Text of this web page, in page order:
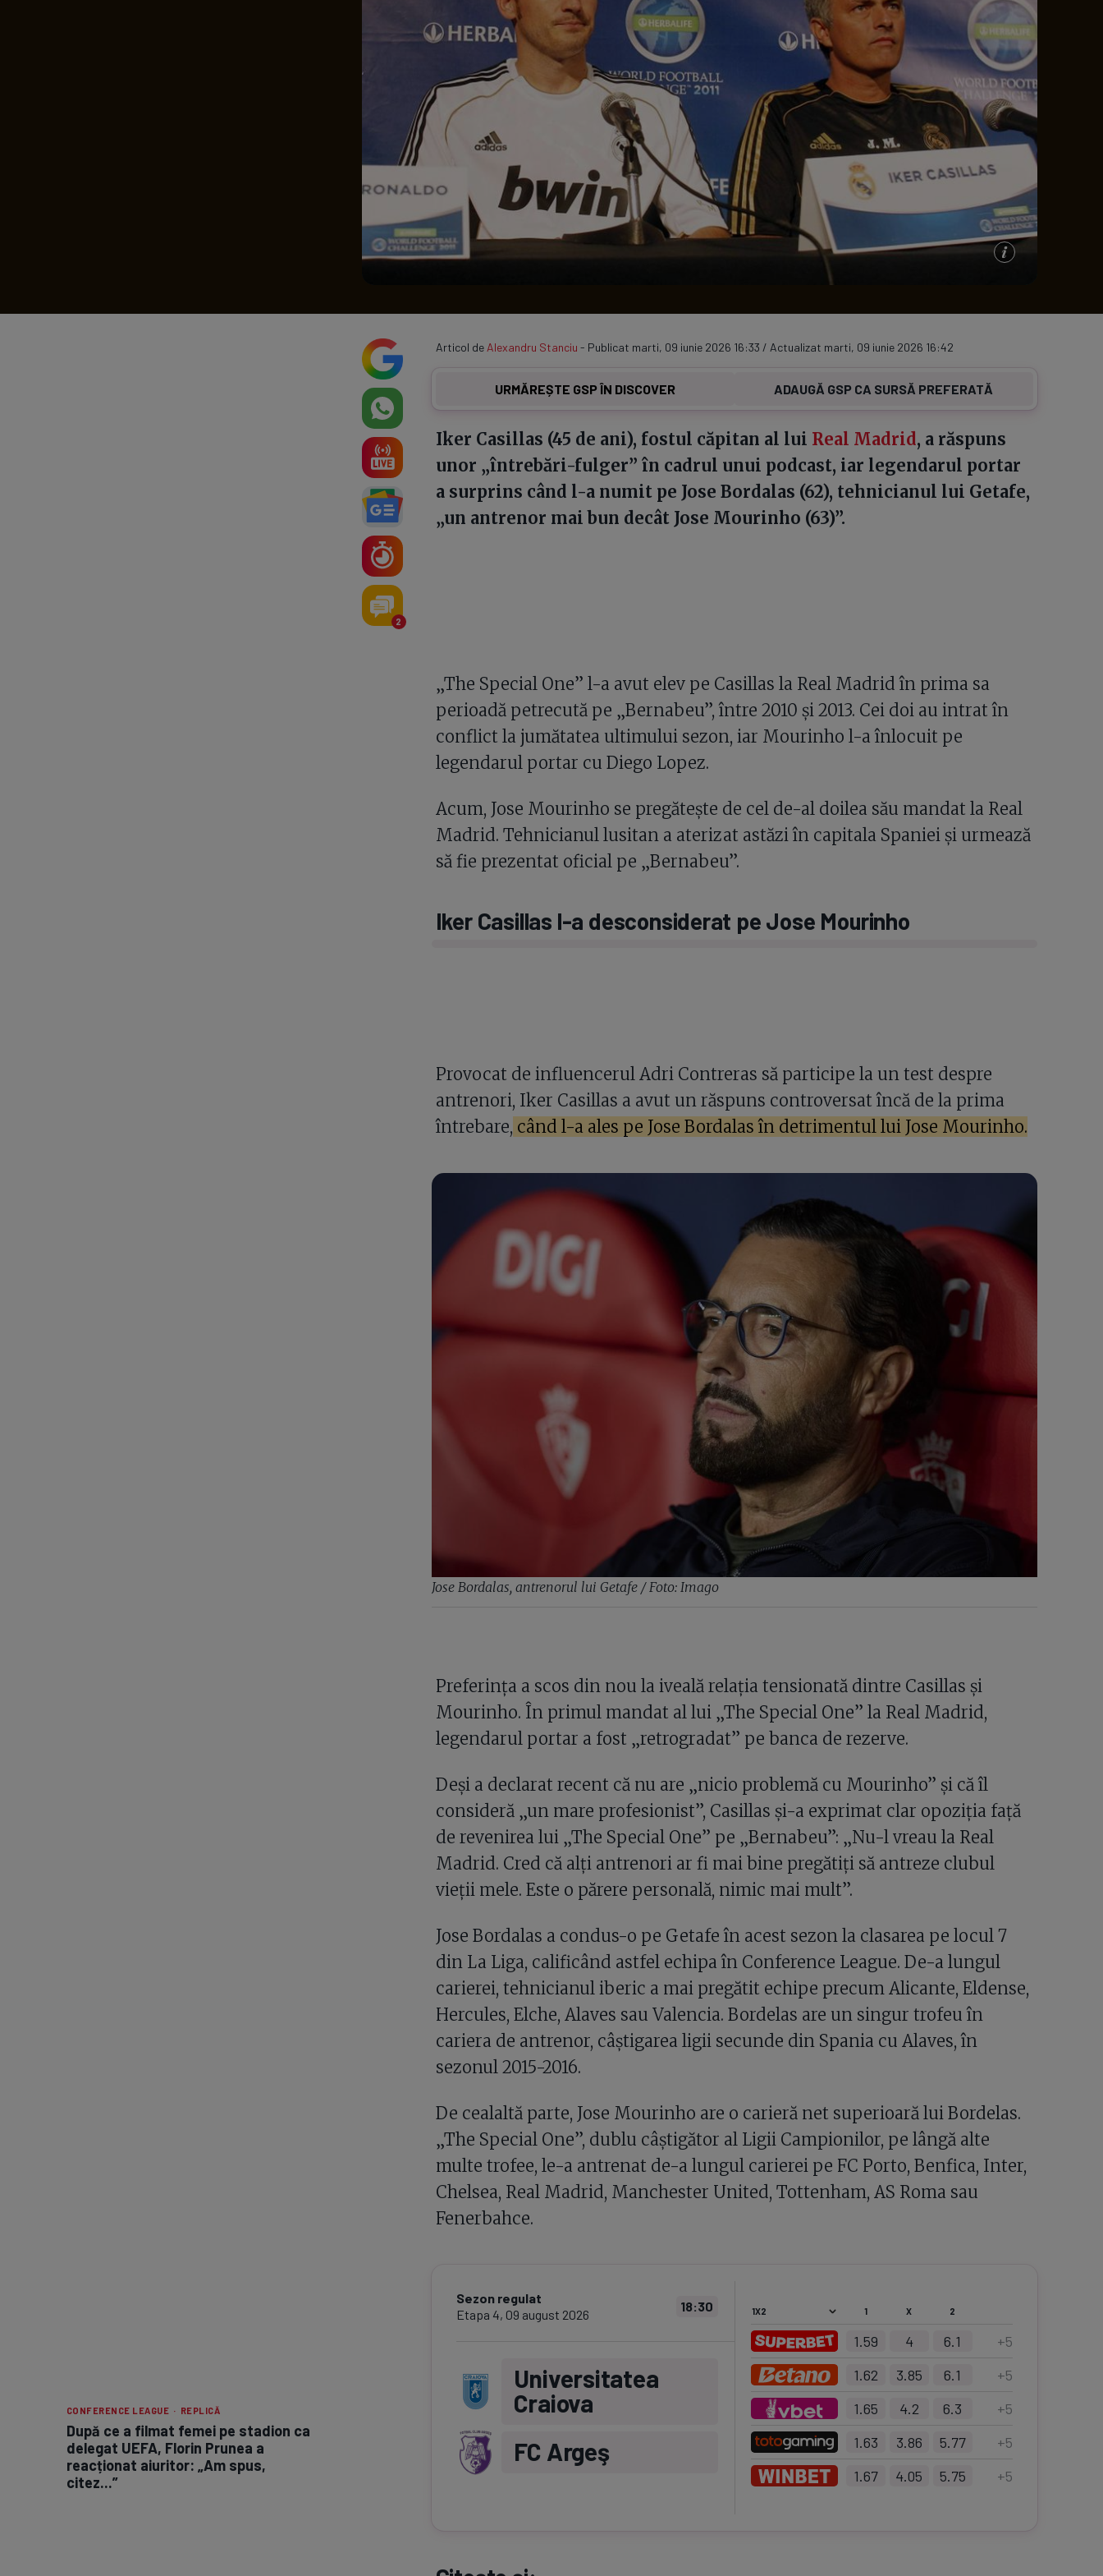
Meciuri Clasament
CONFERENCE LEAGUE · REPLICĂ
După ce a filmat femei pe stadion ca
delegat UEFA, Florin Prunea a
reacționat aiuritor: „Am spus,
citez...”
2
Articol de Alexandru Stanciu - Publicat marti, 09 iunie 2026 16:33 / Actualizat marti, 09 iunie 2026 16:42
URMĂREȘTE GSP ÎN DISCOVER ADAUGĂ GSP CA SURSĂ PREFERATĂ
Iker Casillas (45 de ani), fostul căpitan al lui Real Madrid, a răspuns
unor „întrebări-fulger” în cadrul unui podcast, iar legendarul portar
a surprins când l-a numit pe Jose Bordalas (62), tehnicianul lui Getafe,
„un antrenor mai bun decât Jose Mourinho (63)”.
„The Special One” l-a avut elev pe Casillas la Real Madrid în prima sa
perioadă petrecută pe „Bernabeu”, între 2010 și 2013. Cei doi au intrat în
conflict la jumătatea ultimului sezon, iar Mourinho l-a înlocuit pe
legendarul portar cu Diego Lopez.
Acum, Jose Mourinho se pregătește de cel de-al doilea său mandat la Real
Madrid. Tehnicianul lusitan a aterizat astăzi în capitala Spaniei și urmează
să fie prezentat oficial pe „Bernabeu”.
Iker Casillas l-a desconsiderat pe Jose Mourinho
Provocat de influencerul Adri Contreras să participe la un test despre
antrenori, Iker Casillas a avut un răspuns controversat încă de la prima
întrebare, când l-a ales pe Jose Bordalas în detrimentul lui Jose Mourinho.
Jose Bordalas, antrenorul lui Getafe / Foto: Imago
Preferința a scos din nou la iveală relația tensionată dintre Casillas și
Mourinho. În primul mandat al lui „The Special One” la Real Madrid,
legendarul portar a fost „retrogradat” pe banca de rezerve.
Deși a declarat recent că nu are „nicio problemă cu Mourinho” și că îl
consideră „un mare profesionist”, Casillas și-a exprimat clar opoziția față
de revenirea lui „The Special One” pe „Bernabeu”: „Nu-l vreau la Real
Madrid. Cred că alți antrenori ar fi mai bine pregătiți să antreze clubul
vieții mele. Este o părere personală, nimic mai mult”.
Jose Bordalas a condus-o pe Getafe în acest sezon la clasarea pe locul 7
din La Liga, calificând astfel echipa în Conference League. De-a lungul
carierei, tehnicianul iberic a mai pregătit echipe precum Alicante, Eldense,
Hercules, Elche, Alaves sau Valencia. Bordelas are un singur trofeu în
cariera de antrenor, câștigarea ligii secunde din Spania cu Alaves, în
sezonul 2015-2016.
De cealaltă parte, Jose Mourinho are o carieră net superioară lui Bordelas.
„The Special One”, dublu câștigător al Ligii Campionilor, pe lângă alte
multe trofee, le-a antrenat de-a lungul carierei pe FC Porto, Benfica, Inter,
Chelsea, Real Madrid, Manchester United, Tottenham, AS Roma sau
Fenerbahce.
Sezon regulat
Etapa 4, 09 august 2026
18:30
Universitatea
Craiova
FC Argeş
1 X 2
1.59 4 6.1 +5
1.62
3.85 6.1 +5
1.65
4.2 6.3 +5
1.63
3.86 5.77 +5
1.67
4.05 5.75 +5